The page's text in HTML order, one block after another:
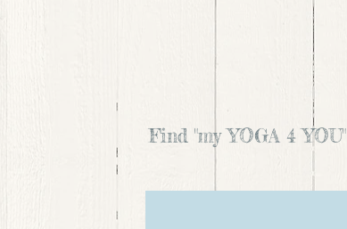
Find "my YOGA 4 YOU"